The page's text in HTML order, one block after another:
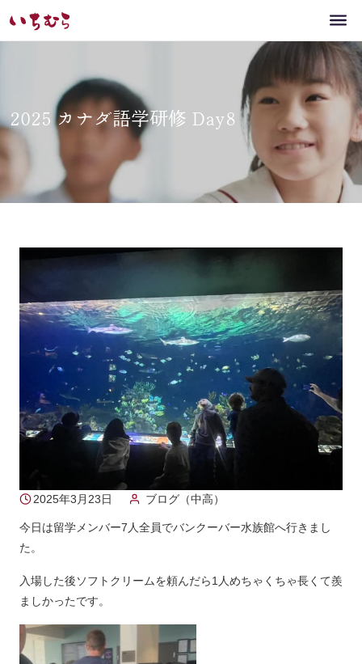
2025 カナダ語学研修 Day8
2025年3月23日 ブログ（中高）
今日は留学メンバー7人全員でバンクーバー水族館へ行きまし
た。
入場した後ソフトクリームを頼んだら1人めちゃくちゃ長くて羨
ましかったです。